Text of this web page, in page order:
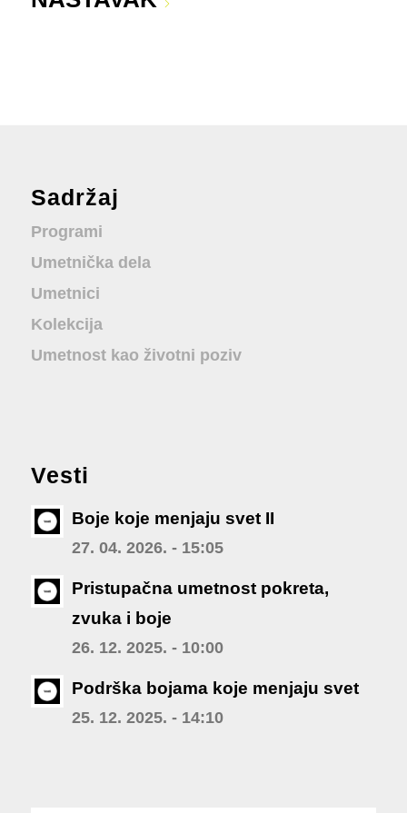
Sadržaj
Programi
Umetnička dela
Umetnici
Kolekcija
Umetnost kao životni poziv
Vesti
Boje koje menjaju svet II
27. 04. 2026. - 15:05
Pristupačna umetnost pokreta,
zvuka i boje
26. 12. 2025. - 10:00
Podrška bojama koje menjaju svet
25. 12. 2025. - 14:10